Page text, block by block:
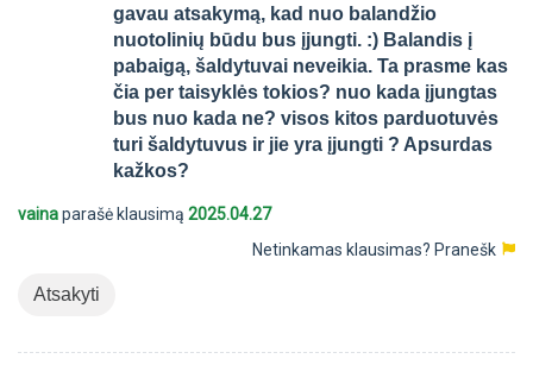
gavau atsakymą, kad nuo balandžio
nuotolinių būdu bus įjungti. :) Balandis į
pabaigą, šaldytuvai neveikia. Ta prasme kas
čia per taisyklės tokios? nuo kada įjungtas
bus nuo kada ne? visos kitos parduotuvės
turi šaldytuvus ir jie yra įjungti ? Apsurdas
kažkos?
vainaparašė klausimą 2025.04.27
Netinkamas klausimas? Pranešk
Atsakyti